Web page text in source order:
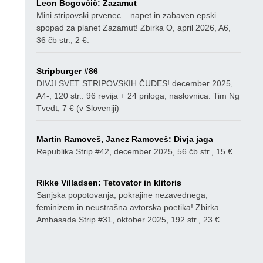
Leon Bogovčič: Zazamut
Mini stripovski prvenec – napet in zabaven epski
spopad za planet Zazamut! Zbirka O, april 2026, A6,
36 čb str., 2 €.
Stripburger #86
DIVJI SVET STRIPOVSKIH ČUDES! december 2025,
A4-, 120 str.: 96 revija + 24 priloga, naslovnica: Tim Ng
Tvedt, 7 € (v Sloveniji)
Martin Ramoveš, Janez Ramoveš: Divja jaga
Republika Strip #42, december 2025, 56 čb str., 15 €.
Rikke Villadsen: Tetovator in klitoris
Sanjska popotovanja, pokrajine nezavednega,
feminizem in neustrašna avtorska poetika! Zbirka
Ambasada Strip #31, oktober 2025, 192 str., 23 €.